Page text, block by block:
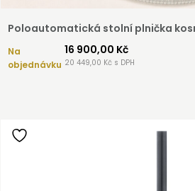
Poloautomatická stolní plnička
Na
objednávku
16 900,00 Kč
20 449,00 Kč s DPH